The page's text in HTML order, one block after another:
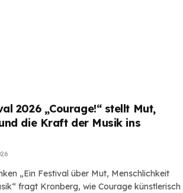
2026 „Courage!“ stellt Mut,
die Kraft der Musik ins
„Ein Festival über Mut, Menschlichkeit
fragt Kronberg, wie Courage künstlerisch